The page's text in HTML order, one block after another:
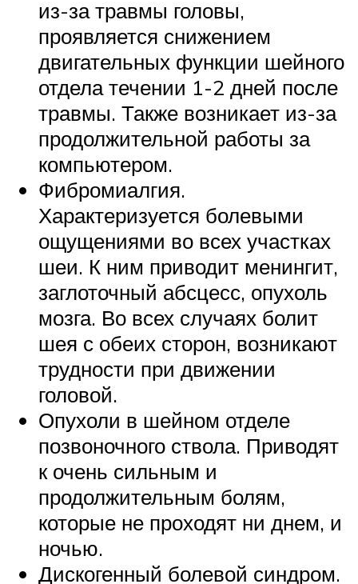
из-за травмы головы,
проявляется снижением
двигательных функции шейного
отдела течении 1-2 дней после
травмы. Также возникает из-за
продолжительной работы за
компьютером.
Фибромиалгия.
Характеризуется болевыми
ощущениями во всех участках
шеи. К ним приводит менингит,
заглоточный абсцесс, опухоль
мозга. Во всех случаях болит
шея с обеих сторон, возникают
трудности при движении
головой.
Опухоли в шейном отделе
позвоночного ствола. Приводят
к очень сильным и
продолжительным болям,
которые не проходят ни днем, и
ночью.
Дискогенный болевой синдром.